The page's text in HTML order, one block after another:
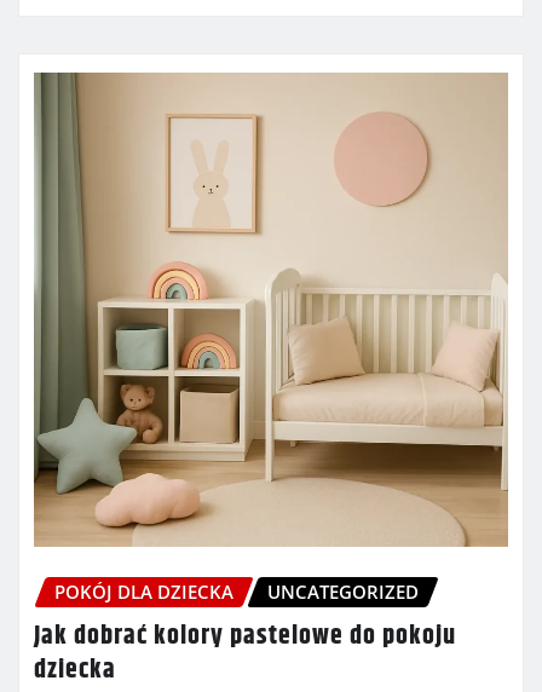
POKÓJ DLA DZIECKA UNCATEGORIZED
Jak dobrać kolory pastelowe do pokoju
dziecka